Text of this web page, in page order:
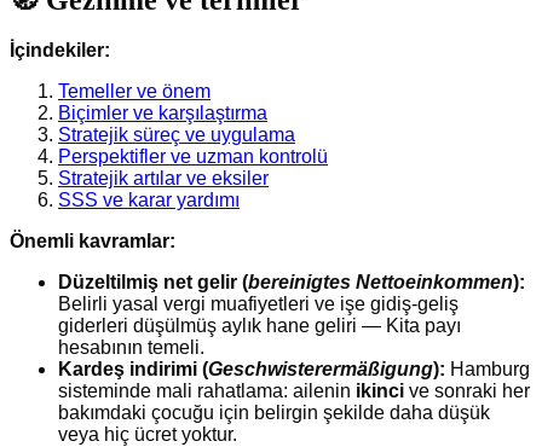
İçindekiler:
Temeller ve önem
Biçimler ve karşılaştırma
Stratejik süreç ve uygulama
Perspektifler ve uzman kontrolü
Stratejik artılar ve eksiler
SSS ve karar yardımı
Önemli kavramlar:
Düzeltilmiş net gelir (bereinigtes Nettoeinkommen):
Belirli yasal vergi muafiyetleri ve işe gidiş-geliş
giderleri düşülmüş aylık hane geliri — Kita payı
hesabının temeli.
Kardeş indirimi (Geschwisterermäßigung): Hamburg
sisteminde mali rahatlama: ailenin ikinci ve sonraki her
bakımdaki çocuğu için belirgin şekilde daha düşük
veya hiç ücret yoktur.